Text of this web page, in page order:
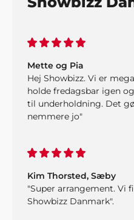
Mette og Pia
Hej Showbizz. Vi er
holde fredagsbar igen
til underholdning. Det
nemmere jo"
Kim Thorsted, Sæby
"Super arrangement. Vi
Showbizz Danmark".